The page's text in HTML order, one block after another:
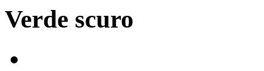
Verde scuro